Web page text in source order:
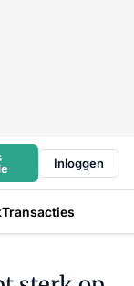
Inloggen
Transacties